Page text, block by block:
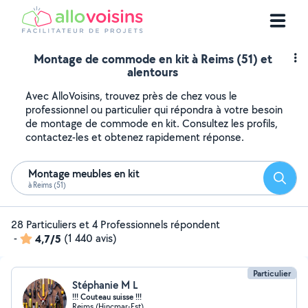
Montage de commode en kit à Reims (51) et
alentours
Avec AlloVoisins, trouvez près de chez vous le
professionnel ou particulier qui répondra à votre besoin
de montage de commode en kit. Consultez les profils,
contactez-les et obtenez rapidement réponse.
Montage meubles en kit
à Reims (51)
28 Particuliers et 4 Professionnels répondent
-
4,7/5 (1 440 avis)
Particulier
Stéphanie M L
!!! Couteau suisse !!!